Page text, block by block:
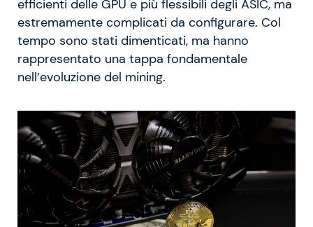
efficienti delle GPU e più flessibili degli ASIC, ma
estremamente complicati da configurare. Col
tempo sono stati dimenticati, ma hanno
rappresentato una tappa fondamentale
nell’evoluzione del mining.